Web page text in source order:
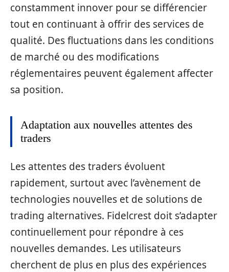
constamment innover pour se différencier
tout en continuant à offrir des services de
qualité. Des fluctuations dans les conditions
de marché ou des modifications
réglementaires peuvent également affecter
sa position.
Adaptation aux nouvelles attentes des
traders
Les attentes des traders évoluent
rapidement, surtout avec l’avènement de
technologies nouvelles et de solutions de
trading alternatives. Fidelcrest doit s’adapter
continuellement pour répondre à ces
nouvelles demandes. Les utilisateurs
cherchent de plus en plus des expériences